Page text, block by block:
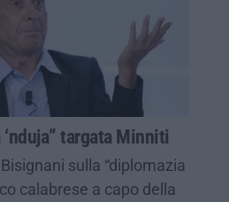
targata Minniti
sulla “diplomazia
calabrese a capo della